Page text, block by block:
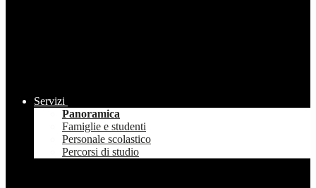
Servizi
Panoramica
Famiglie e studenti
Personale scolastico
Percorsi di studio